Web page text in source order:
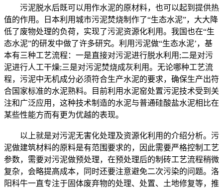
污泥脱水后既可以用作水泥的原材料，也可以起到提供热
值的作用。日本利用城市污泥焚烧制作了“生态水泥”，大大降
低了废物处理的负荷，实现了污泥资源化利用。我国也在“生
态水泥”的研发中做了许多研究。利用污泥做“生态水泥’，基
本有三种工艺流程：一是直接对污泥进行脱水利用;二是对污
泥进行人工干燥;三是对污泥焚烧成灰利用。无论哪种工艺流
程，污泥中无机成分必须符合生产水泥的要求，确保生产出符
合国家标准的水泥熟料。目前利用水泥窑处置污泥技术受到关
注和广泛应用，这种技术制造的水泥与普通硅酸盐水泥相比在
某些性能方而有更为优越的表现。
以上就是对污泥无害化处理及资源化利用的介绍分析。污
泥做建筑材料的原料是有范围要求的，因此需要严格控制工艺
参数，需要对污泥做预处理，在预处理后的制砖工艺流程稍微
复杂，会略提高成本，同时还要注意避免二次污染的问题。洛
阳科牛一直专注于固体废弃物的处理、处置、土地修复等，推